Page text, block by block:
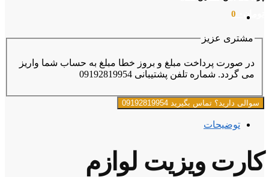
0
بهداشتی
ساختمانی
مشتری عزیز
در صورت پرداخت مبلغ و بروز خطا مبلغ به حساب شما واریز
می گردد. شماره تلفن پشتیبانی 09192819954
سوالی دارید؟ تماس بگیرید 09192819954
توضیحات
کارت ویزیت لوازم